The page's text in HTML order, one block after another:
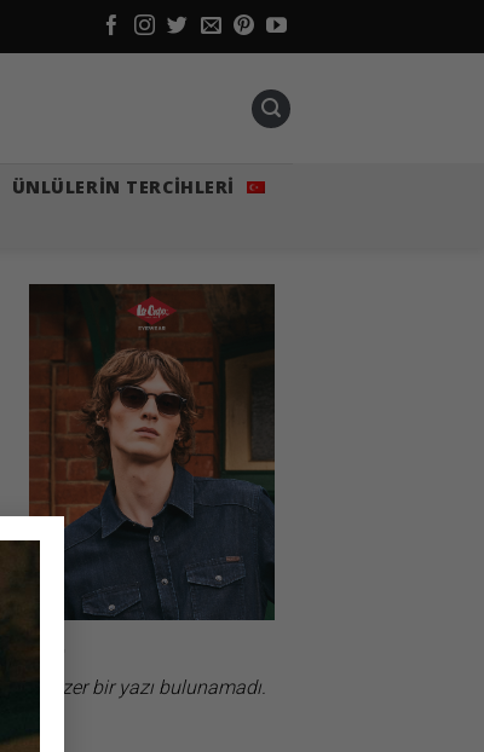
×
ÜNLÜLERIN TERCIHLERI
Benzer bir yazı bulunamadı.